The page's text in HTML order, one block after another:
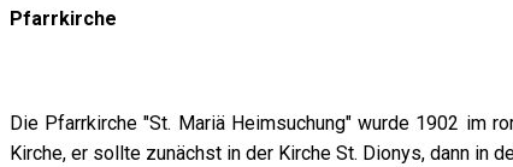
Pfarrkirche
Die Pfarrkirche "St. Mariä Heimsuchung" wurde 1902 im
Kirche, er sollte zunächst in der Kirche St. Dionys, dann in